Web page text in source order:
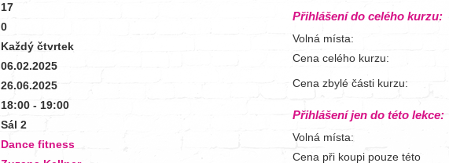
17
0
Každý čtvrtek
06.02.2025
26.06.2025
18:00 - 19:00
Sál 2
Dance fitness
Přihlášení do celého kurzu:
Volná místa:
Cena celého kurzu:
Cena zbylé části kurzu:
Přihlášení jen do této lekce:
Volná místa:
Cena při koupi pouze této